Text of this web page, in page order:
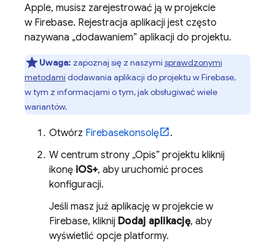
Apple, musisz zarejestrować ją w projekcie
w Firebase. Rejestracja aplikacji jest często
nazywana „dodawaniem” aplikacji do projektu.
Uwaga: zapoznaj się z naszymi sprawdzonymi
metodami dodawania aplikacji do projektu w Firebase,
w tym z informacjami o tym, jak obsługiwać wiele
wariantów.
Otwórz Firebasekonsolę
.
W centrum strony „Opis” projektu kliknij
ikonę iOS+, aby uruchomić proces
konfiguracji.
Jeśli masz już aplikację w projekcie w
Firebase, kliknij Dodaj aplikację, aby
wyświetlić opcje platformy.